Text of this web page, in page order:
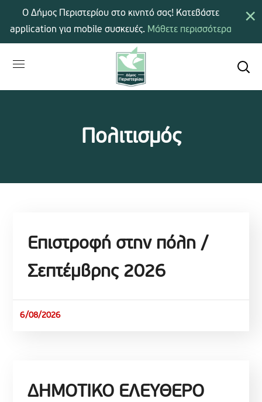
Πολιτισμός
Επιστροφή στην πόλη /
Σεπτέμβρης 2026
6/08/2026
ΔΗΜΟΤΙΚΟ ΕΛΕΥΘΕΡΟ
×
Ο Δήμος Περιστερίου στο κινητό σας! Κατεβάστε
application για mobile συσκευές. Μάθετε περισσότερα